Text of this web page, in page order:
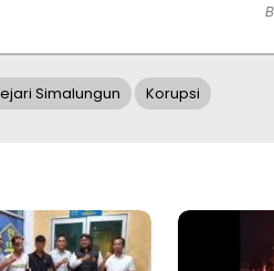
Simalungun Korupsi